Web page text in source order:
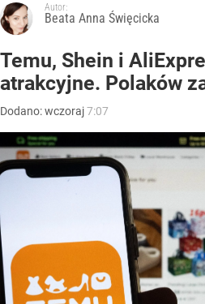
Autor:
Beata Anna Święcicka
Temu, Shein i
atrakcyjne. Polaków
Dodano:wczoraj7:07